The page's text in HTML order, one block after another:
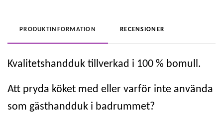
PRODUKTINFORMATION RECENSIONER
Kvalitetshandduk tillverkad i 100 % bomull.
Att pryda köket med eller varför inte använda
som gästhandduk i badrummet?